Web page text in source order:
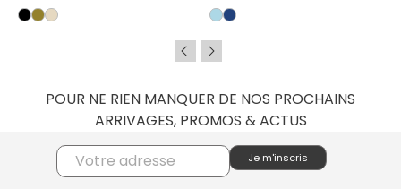
POUR NE RIEN MANQUER DE NOS PROCHAINS
ARRIVAGES, PROMOS & ACTUS